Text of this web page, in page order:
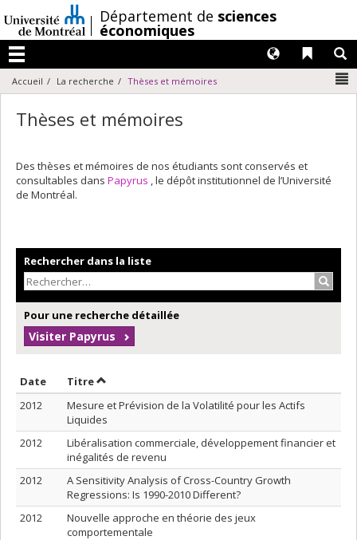
au
contenu
/Département de sciences
économiques
Menu
Liens
Langues
Accueil La recherche Thèses et mémoires
Thèses et mémoires
Des thèses et mémoires de nos étudiants sont conservés et
consultables dans Papyrus , le dépôt institutionnel de l’Université
de Montréal.
Rechercher dans la liste
Pour une recherche détaillée
Visiter Papyrus
Date Trier par date en ordre croissant
TitreTrier par titre en ordre croissant
2012
Mesure et Prévision de la Volatilité pour les Actifs
Liquides
2012
Libéralisation commerciale, développement financier et
inégalités de revenu
2012
A Sensitivity Analysis of Cross-Country Growth
Regressions: Is 1990-2010 Different?
2012
Nouvelle approche en théorie des jeux
comportementale